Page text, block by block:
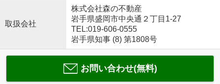
取扱会社
株式会社森の不動産
岩手県盛岡市中央通２丁目1-27
TEL:019-606-0555
岩手県知事 (8) 第1808号
お問い合わせ(無料)